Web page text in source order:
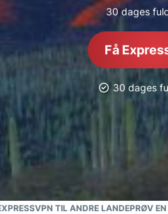
30 dages
Få
30 dages
MEST
Bedste VPN
TIL ANDRE LANDEPRØV EN